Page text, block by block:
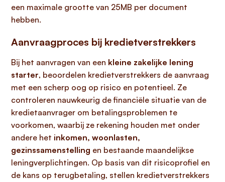
een maximale grootte van 25MB per document
hebben.
Aanvraagproces bij kredietverstrekkers
Bij het aanvragen van een kleine zakelijke lening
starter, beoordelen kredietverstrekkers de aanvraag
met een scherp oog op risico en potentieel. Ze
controleren nauwkeurig de financiële situatie van de
kredietaanvrager om betalingsproblemen te
voorkomen, waarbij ze rekening houden met onder
andere het inkomen, woonlasten,
gezinssamenstelling en bestaande maandelijkse
leningverplichtingen. Op basis van dit risicoprofiel en
de kans op terugbetaling, stellen kredietverstrekkers